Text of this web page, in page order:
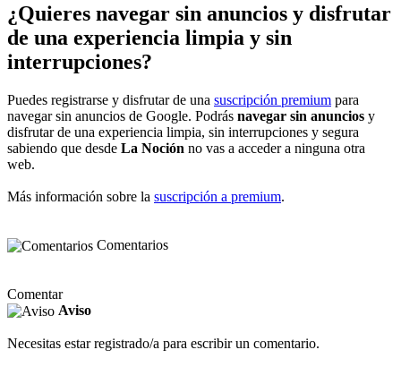
¿Quieres navegar sin anuncios y disfrutar
de una experiencia limpia y sin
interrupciones?
Puedes registrarse y disfrutar de una suscripción premium para
navegar sin anuncios de Google. Podrás navegar sin anuncios y
disfrutar de una experiencia limpia, sin interrupciones y segura
sabiendo que desde La Noción no vas a acceder a ninguna otra
web.
Más información sobre la suscripción a premium.
Comentarios
Comentar
Aviso
Necesitas estar registrado/a para escribir un comentario.